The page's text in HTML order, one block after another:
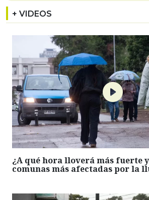
+ VIDEOS
¿A qué hora lloverá más fuerte
comunas más afectadas por la